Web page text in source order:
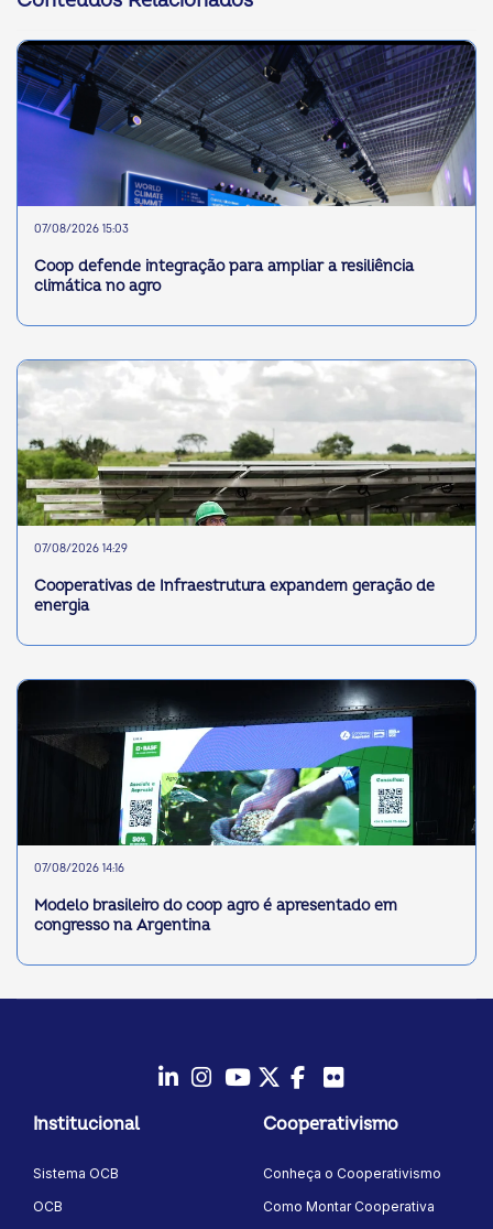
07/08/2026 15:03
Coop defende integração para ampliar a resiliência
climática no agro
07/08/2026 14:29
Cooperativas de Infraestrutura expandem geração de
energia
07/08/2026 14:16
Modelo brasileiro do coop agro é apresentado em
congresso na Argentina
Instagram
YoutubeTwitter/X
Facebook
Institucional
Sistema OCB
OCB
Cooperativismo
Conheça o Cooperativismo
Como Montar Cooperativa